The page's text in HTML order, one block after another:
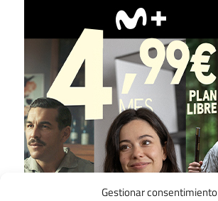
Gestionar consentimiento